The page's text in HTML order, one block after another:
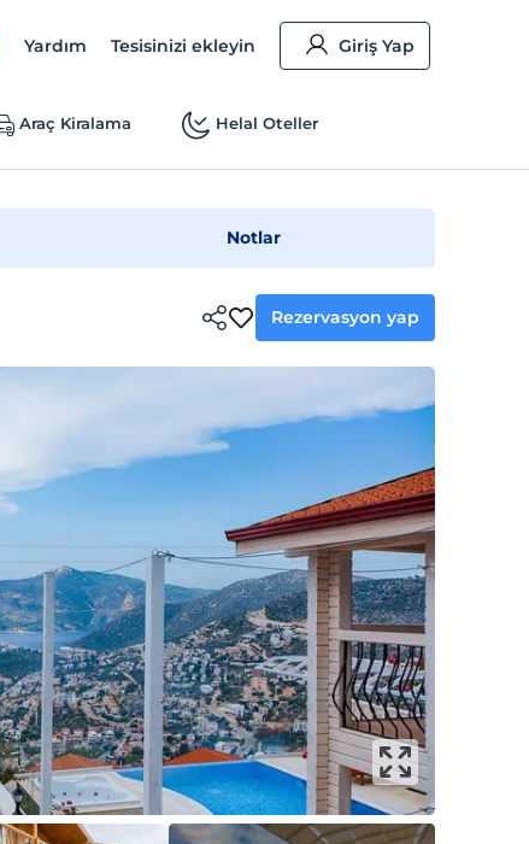
Yardım Tesisinizi ekleyin Giriş Yap
Araç Kiralama Helal Oteller
Notlar
Rezervasyon yap